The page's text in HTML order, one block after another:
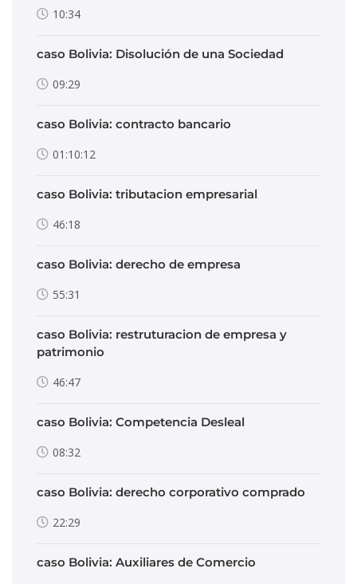
10:34
caso Bolivia: Disolución de una Sociedad
09:29
caso Bolivia: contracto bancario
01:10:12
caso Bolivia: tributacion empresarial
46:18
caso Bolivia: derecho de empresa
55:31
caso Bolivia: restruturacion de empresa y
patrimonio
46:47
caso Bolivia: Competencia Desleal
08:32
caso Bolivia: derecho corporativo comprado
22:29
caso Bolivia: Auxiliares de Comercio